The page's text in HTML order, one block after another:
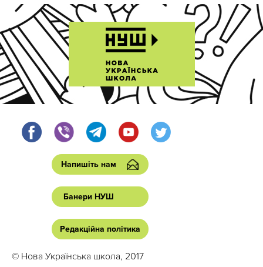
Напишіть нам
Банери НУШ
Редакційна політика
© Нова Українська школа, 2017